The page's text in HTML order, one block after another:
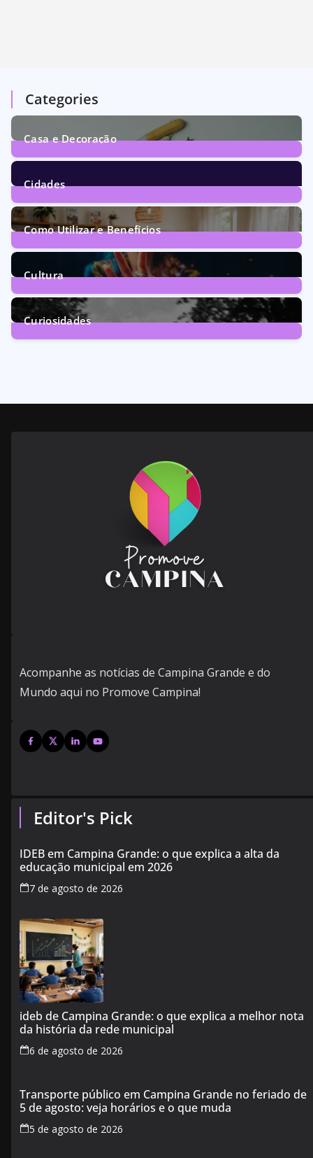
Categories
Casa e Decoração
1Post
Cidades
72Posts
Como Utilizar e Benefícios
160Posts
Cultura
246Posts
Curiosidades
Acompanhe as notícias de Campina Grande e do
Mundo aqui no Promove Campina!
Editor's Pick
IDEB em Campina Grande: o que explica a alta da
educação municipal em 2026
7 de agosto de 2026
ideb de Campina Grande: o que explica a melhor nota
da história da rede municipal
6 de agosto de 2026
Transporte público em Campina Grande no feriado de
5 de agosto: veja horários e o que muda
5 de agosto de 2026